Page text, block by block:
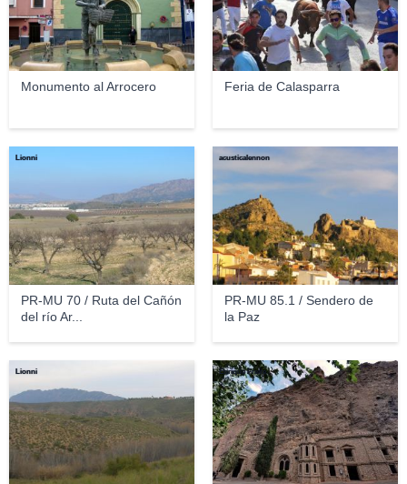
Monumento al Arrocero Feria de Calasparra
PR-MU 70 / Ruta del Cañón
del río Ar...
Lionni
PR-MU 85.1 / Sendero de
la Paz
acusticalennon
Lionni Enrique Freire